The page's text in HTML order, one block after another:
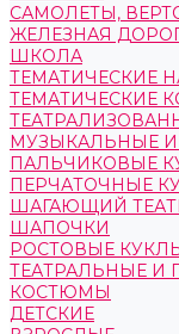
САМОЛЕТЫ,
ЖЕЛЕЗНАЯ
ШКОЛА
ТЕМАТИЧЕСКИЕ
ТЕМАТИЧЕСКИЕ
МУЗЫКАЛЬНЫЕ
ПАЛЬЧИКОВЫЕ
ПЕРЧАТОЧНЫЕ
ШАГАЮЩИЙ
ШАПОЧКИ
РОСТОВЫЕ
ТЕАТРАЛЬНЫЕ И
КОСТЮМЫ
ДЕТСКИЕ